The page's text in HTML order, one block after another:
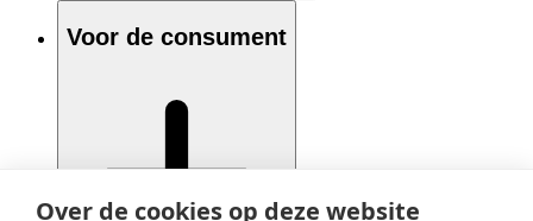
Over de cookies op deze website
Voor de consument